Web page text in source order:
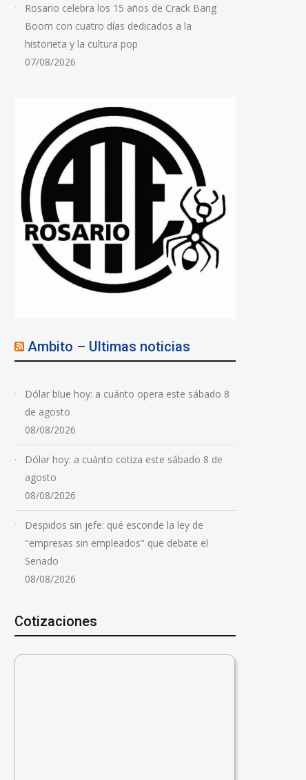
Qué dicen los números
que maneja el Gobierno
sobre la presencia de
extranjeros en las
universidades
08/08/2026
Rosario celebra los 15 años de Crack Bang
Boom con cuatro días dedicados a la
historieta y la cultura pop
07/08/2026
Ambito – Ultimas noticias
Dólar blue hoy: a cuánto opera este sábado 8
de agosto
08/08/2026
Dólar hoy: a cuánto cotiza este sábado 8 de
agosto
08/08/2026
Despidos sin jefe: qué esconde la ley de
"empresas sin empleados" que debate el
Senado
08/08/2026
Cotizaciones